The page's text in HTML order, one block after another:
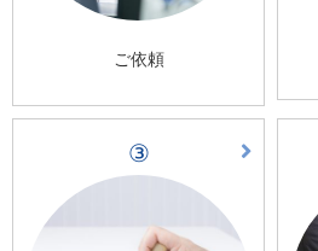
ご依頼
③